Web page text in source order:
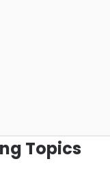
Topics